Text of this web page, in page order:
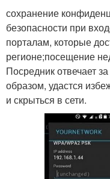
сохранение
безопасности при
порталам, которые
регионе;посещение
Посредник отвечает
образом, удастся
и скрыться в сети.